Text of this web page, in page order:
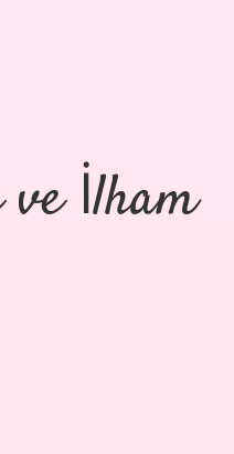
İlham